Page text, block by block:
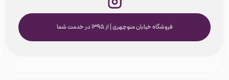
فروشگاه خیابان منوچهری | از ۱۳۹۵ در خدمت شما